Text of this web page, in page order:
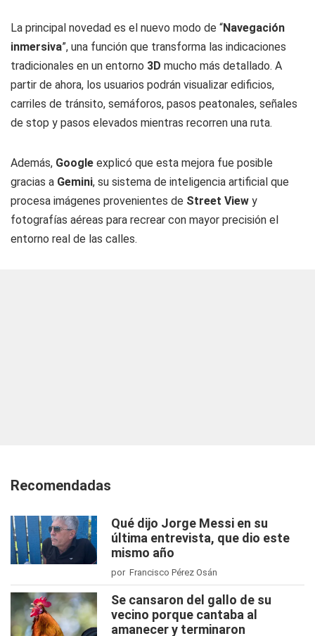
La principal novedad es el nuevo modo de “Navegación
inmersiva”, una función que transforma las indicaciones
tradicionales en un entorno 3D mucho más detallado. A
partir de ahora, los usuarios podrán visualizar edificios,
carriles de tránsito, semáforos, pasos peatonales, señales
de stop y pasos elevados mientras recorren una ruta.
Además, Google explicó que esta mejora fue posible
gracias a Gemini, su sistema de inteligencia artificial que
procesa imágenes provenientes de Street View y
fotografías aéreas para recrear con mayor precisión el
entorno real de las calles.
Recomendadas
Qué dijo Jorge Messi en su
última entrevista, que dio este
mismo año
por Francisco Pérez Osán
Se cansaron del gallo de su
vecino porque cantaba al
amanecer y terminaron